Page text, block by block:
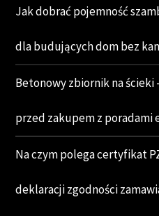
Jak dobrać pojemność
dla budujących dom bez
Betonowy zbiornik na ścieki
przed zakupem z poradami
Na czym polega certyfikat
deklaracji zgodności